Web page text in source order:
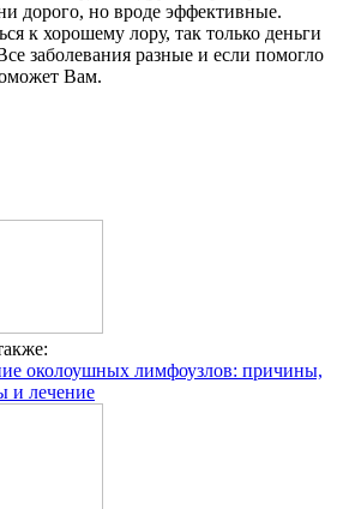
дорого, но вроде эффективные.
к хорошему лору, так только деньги
заболевания разные и если помогло
Вам.
околоушных лимфоузлов: причины,
и лечение